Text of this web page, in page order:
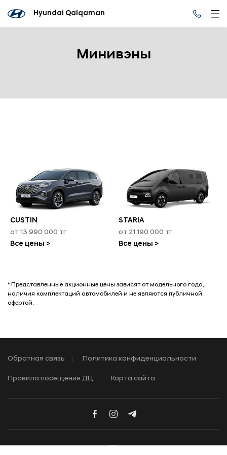
Hyundai Qalqaman
Минивэны
CUSTIN
от 13 990 000 тг
Все цены >
STARIA
от 21 190 000 тг
Все цены >
* Представленные акционные цены зависят от модельного года,
наличия комплектаций автомобилей и не являются публичной
офертой.
Обратная связь Политика конфиденциальности
Правила посещения ДЦ Карта сайта